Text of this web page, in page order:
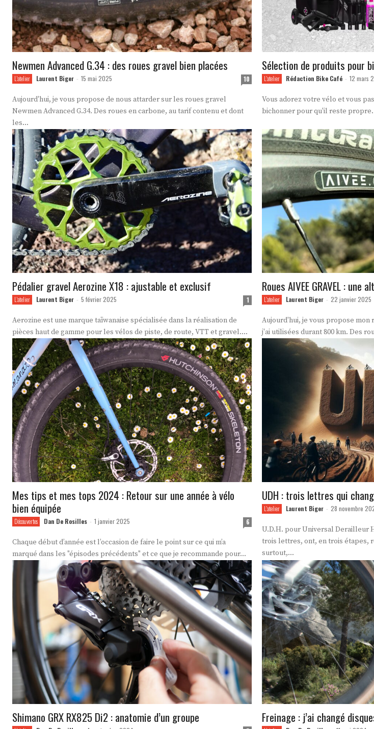
Newmen Advanced G.34 : des roues gravel bien placées
L'atelier Laurent Biger - 15 mai 2025 10
Aujourd'hui, je vous propose de nous attarder sur les roues gravel
Newmen Advanced G.34. Des roues en carbone, au tarif contenu et dont
les...
Sélection de produits pour
L'atelier Rédaction Bike Café - 12 mars
Vous adorez votre vélo et vous
bichonner pour qu'il reste propre.
Pédalier gravel Aerozine X18 : ajustable et exclusif
L'atelier Laurent Biger - 5 février 2025 1
Aerozine est une marque taïwanaise spécialisée dans la réalisation de
pièces haut de gamme pour les vélos de piste, de route, VTT et gravel....
Roues AIVEE GRAVEL :
L'atelier Laurent Biger - 22 janvier 2025
Aujourd'hui, je vous propose mon
j'ai utilisées durant 800 km. Des
Mes tips et mes tops 2024 : Retour sur une année à vélo
bien équipée
Découvertes Dan De Rosilles - 1 janvier 2025 6
Chaque début d’année est l’occasion de faire le point sur ce qui m’a
marqué dans les "épisodes précédents" et ce que je recommande pour...
UDH : trois lettres qui
L'atelier Laurent Biger - 28 novembre
U.D.H. pour Universal Derailleur
trois lettres, ont, en trois étapes,
surtout,...
Shimano GRX RX825 Di2 : anatomie d’un groupe Freinage : j’ai changé